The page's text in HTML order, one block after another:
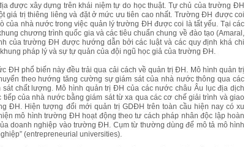
được xây dựng trên khái niệm tự do học thuật. Tự chủ của trường ĐH
giá trị thiêng liêng và đặt ở mức ưu tiên cao nhất. Trường ĐH được coi
của nhà nước trong việc quản lý trường ĐH được coi là tất yếu. Tại các
chương trình quốc gia và các tiêu chuẩn chung về đào tạo (Amaral,
của trường ĐH được hướng dẫn bởi các luật và các quy định khá chi
pháp lý và sự tự quản của đội ngũ học giả của trường ĐH.
ĐH phổ biến này đều trải qua cải cách về quản trị ĐH. Mô hình quản trị
theo hướng tăng cường sự giám sát của nhà nước thông qua các
chất lượng. Mô hình quản trị ĐH của các nước châu Âu lục địa dịch
của nhà nước bằng giám sát từ xa qua các cơ chế giải trình và giao
ĐH. Hiện tượng đổi mới quản trị GDĐH trên toàn cầu hiện nay có xu
mô hình trường ĐH hoạt động theo tư cách pháp nhân độc lập hoàn
doanh nghiệp vào trường ĐH. Cụm từ thường dùng để mô tả mô hình
(entrepreneurial universities).